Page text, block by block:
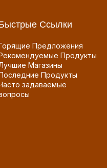
Ссылки
Предложения
Продукты
Магазины
Продукты
задаваемые